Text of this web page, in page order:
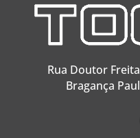
Rua Doutor
Bragança